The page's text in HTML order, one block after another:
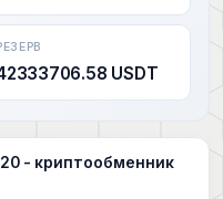
USDT
- криптообменник